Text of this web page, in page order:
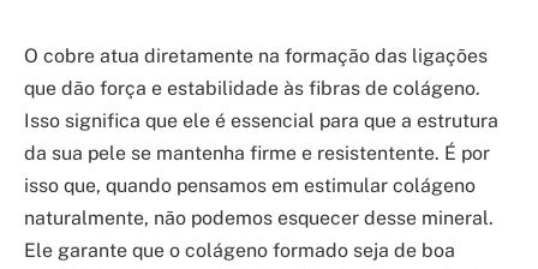
O cobre atua diretamente na formação das ligações
que dão força e estabilidade às fibras de colágeno.
Isso significa que ele é essencial para que a estrutura
da sua pele se mantenha firme e resistentente. É por
isso que, quando pensamos em estimular colágeno
naturalmente, não podemos esquecer desse mineral.
Ele garante que o colágeno formado seja de boa